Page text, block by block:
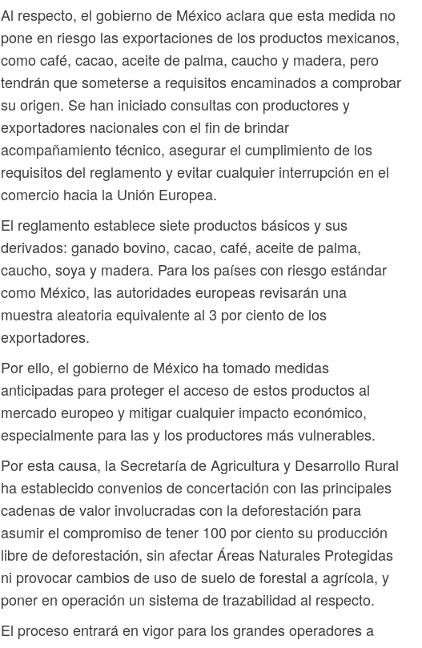
Al respecto, el gobierno de México aclara que esta medida no
pone en riesgo las exportaciones de los productos mexicanos,
como café, cacao, aceite de palma, caucho y madera, pero
tendrán que someterse a requisitos encaminados a comprobar
su origen. Se han iniciado consultas con productores y
exportadores nacionales con el fin de brindar
acompañamiento técnico, asegurar el cumplimiento de los
requisitos del reglamento y evitar cualquier interrupción en el
comercio hacia la Unión Europea.
El reglamento establece siete productos básicos y sus
derivados: ganado bovino, cacao, café, aceite de palma,
caucho, soya y madera. Para los países con riesgo estándar
como México, las autoridades europeas revisarán una
muestra aleatoria equivalente al 3 por ciento de los
exportadores.
Por ello, el gobierno de México ha tomado medidas
anticipadas para proteger el acceso de estos productos al
mercado europeo y mitigar cualquier impacto económico,
especialmente para las y los productores más vulnerables.
Por esta causa, la Secretaría de Agricultura y Desarrollo Rural
ha establecido convenios de concertación con las principales
cadenas de valor involucradas con la deforestación para
asumir el compromiso de tener 100 por ciento su producción
libre de deforestación, sin afectar Áreas Naturales Protegidas
ni provocar cambios de uso de suelo de forestal a agrícola, y
poner en operación un sistema de trazabilidad al respecto.
El proceso entrará en vigor para los grandes operadores a